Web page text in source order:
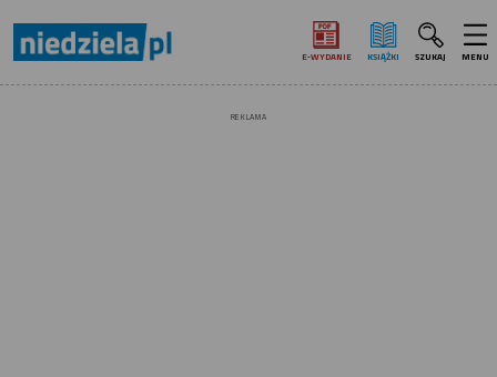
E‑WYDANIE KSIĄŻKI SZUKAJ MENU
REKLAMA